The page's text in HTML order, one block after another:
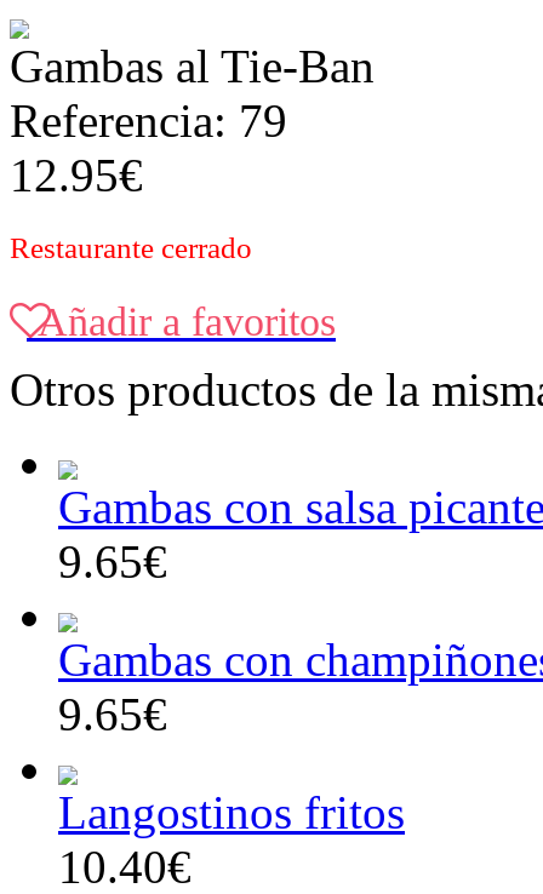
Gambas al Tie-Ban
Referencia: 79
12.95€
Restaurante cerrado
Añadir a favoritos
Otros productos de la
Gambas con salsa
9.65€
Gambas con
9.65€
Langostinos fritos
10.40€